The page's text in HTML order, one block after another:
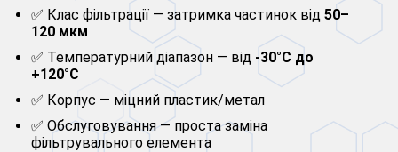
✅ Клас фільтрації — затримка частинок від 50–
120 мкм
✅ Температурний діапазон — від -30°С до
+120°С
✅ Корпус — міцний пластик/метал
✅ Обслуговування — проста заміна
фільтрувального елемента